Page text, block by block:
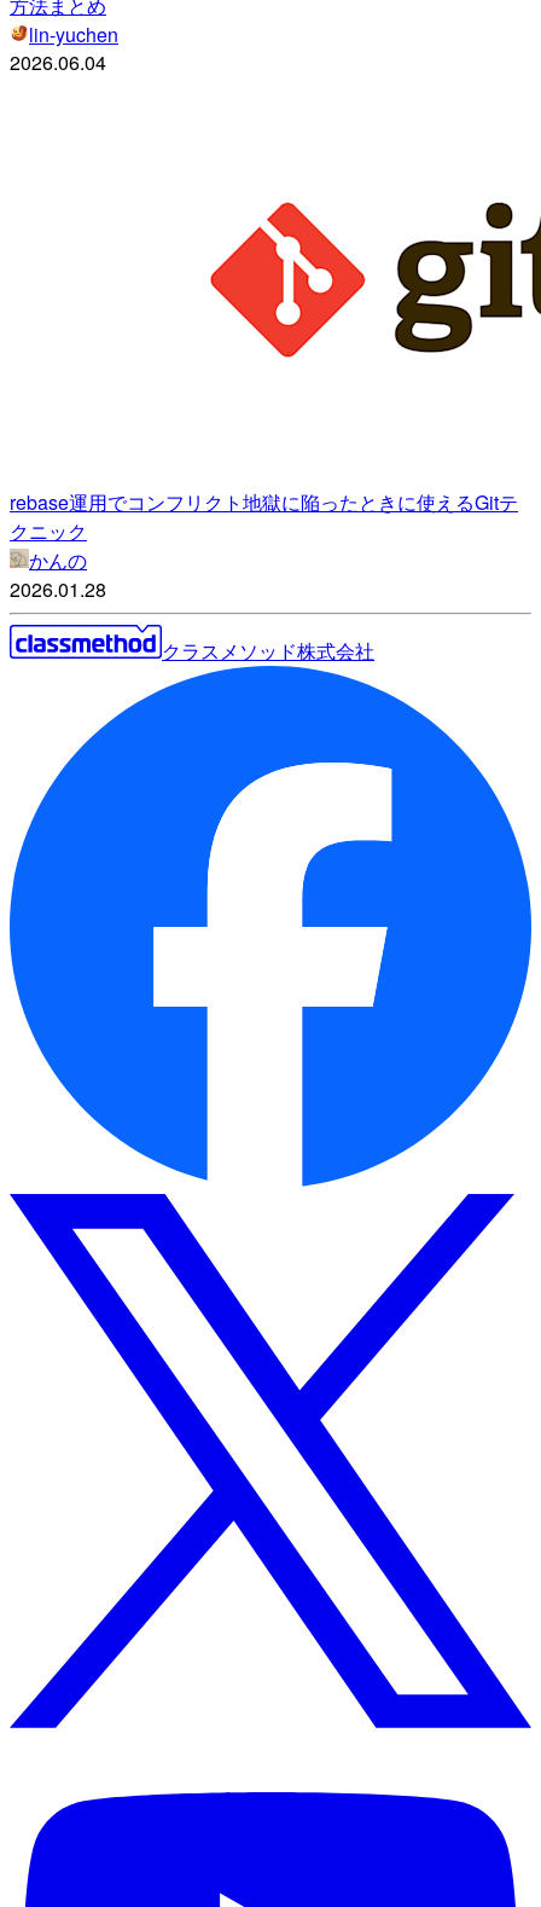
方法まとめ
lin-yuchen
2026.06.04
rebase運用でコンフリクト地獄に陥ったときに使えるGitテ
クニック
かんの
2026.01.28
クラスメソッド株式会社